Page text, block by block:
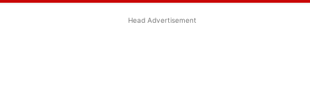
Head Advertisement